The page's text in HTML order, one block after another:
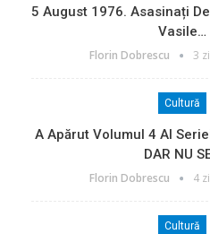
5 August 1976. Asasinați
Vasile…
Florin Dobrescu 3
Cultură
A Apărut Volumul 4 Al
DAR NU
Florin Dobrescu 4
Cultură